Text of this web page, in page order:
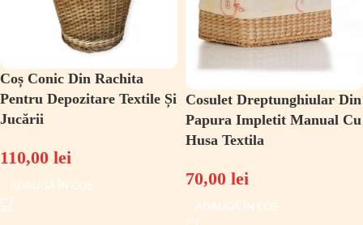
Coș Conic Din Rachita
Pentru Depozitare Textile Și
Jucării
110,00 lei
ADAUGĂ ÎN COȘ
Cosulet Dreptunghiular Din
Papura Impletit Manual Cu
Husa Textila
70,00 lei
ADAUGĂ ÎN COȘ